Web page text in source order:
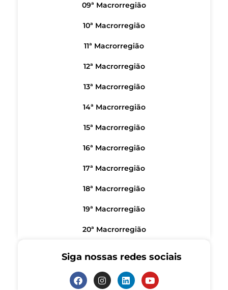
09ª Macrorregião
10ª Macrorregião
11ª Macrorregião
12ª Macrorregião
13ª Macrorregião
14ª Macrorregião
15ª Macrorregião
16ª Macrorregião
17ª Macrorregião
18ª Macrorregião
19ª Macrorregião
20ª Macrorregião
Siga nossas redes sociais